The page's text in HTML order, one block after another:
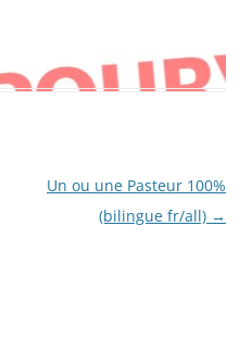
Un ou une Pasteur 100%
(bilingue fr/all) →